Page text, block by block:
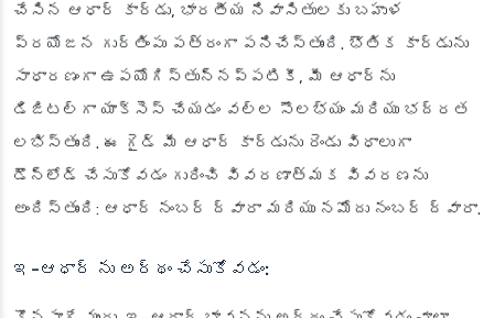
చేసిన ఆధార్ కార్డు, భారతీయ నివాసితులకు బహుళ
ప్రయోజన గుర్తింపు పత్రంగా పనిచేస్తుంది. భౌతిక కార్డును
సాధారణంగా ఉపయోగిస్తున్నప్పటికీ, మీ ఆధార్‌ను
డిజిటల్‌గా యాక్సెస్ చేయడం వల్ల సౌలభ్యం మరియు భద్రత
లభిస్తుంది. ఈ గైడ్ మీ ఆధార్ కార్డును రెండు విధాలుగా
డౌన్‌లోడ్ చేసుకోవడం గురించి వివరణాత్మక వివరణను
అందిస్తుంది: ఆధార్ నంబర్ ద్వారా మరియు నమోదు నంబర్ ద్వారా.
ఇ-ఆధార్ ను అర్థం చేసుకోవడం: